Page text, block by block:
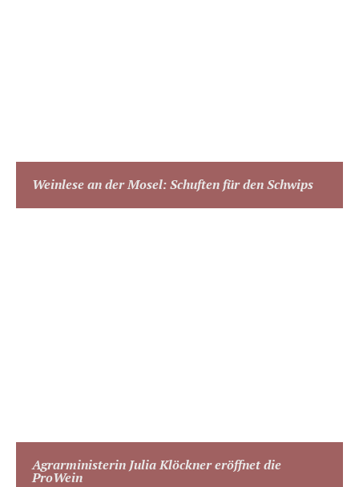
Weinlese an der Mosel: Schuften für den Schwips
Agrarministerin Julia Klöckner eröffnet die
ProWein